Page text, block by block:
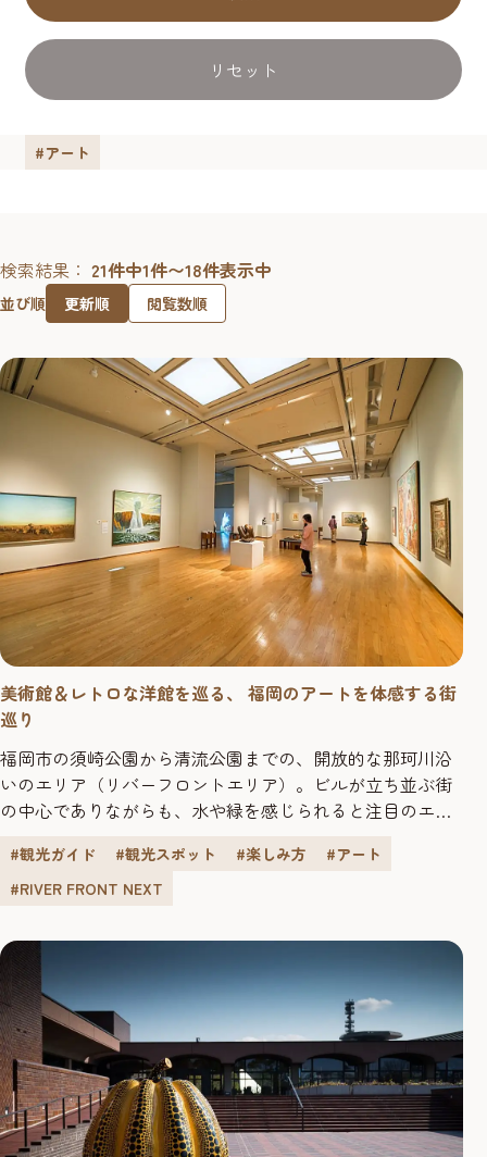
リセット
#アート
検索結果： 21件中1件〜18件表示中
並び順 更新順 閲覧数順
美術館＆レトロな洋館を巡る、 福岡のアートを体感する街
巡り
福岡市の須崎公園から清流公園までの、開放的な那珂川沿
いのエリア（リバーフロントエリア）。ビルが立ち並ぶ街
の中心でありながらも、水や緑を感じられると注目のエリ
も、そしてアートも感じる街巡りはいかがでしょう。 2016
年7月にリニューアルした「水上公園」。 水上公園は2016年
ゆっくり休憩...
#観光ガイド #観光スポット #楽しみ方
#アート
#RIVER FRONT NEXT